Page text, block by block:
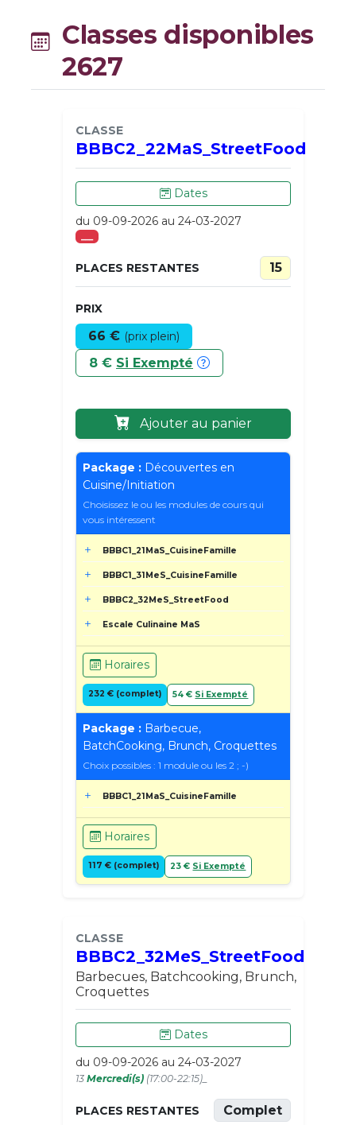
Classes disponibles
2627
CLASSE
BBBC2_22MaS_StreetFood
Dates
du 09-09-2026 au 24-03-2027
___
PLACES RESTANTES 15
PRIX
66 € (prix plein)
8 € Si Exempté
Ajouter au panier
Package : Découvertes en
Cuisine/Initiation
Choisissez le ou les modules de cours qui
vous intéressent
BBBC1_21MaS_CuisineFamille
BBBC1_31MeS_CuisineFamille
BBBC2_32MeS_StreetFood
Escale Culinaine MaS
Horaires
232 € (complet) 54 € Si Exempté
Package : Barbecue,
BatchCooking, Brunch, Croquettes
Choix possibles : 1 module ou les 2 ; -)
BBBC1_21MaS_CuisineFamille
Horaires
117 € (complet) 23 € Si Exempté
CLASSE
BBBC2_32MeS_StreetFood
Barbecues, Batchcooking, Brunch,
Croquettes
Dates
du 09-09-2026 au 24-03-2027
13 Mercredi(s) (17:00-22:15)_
PLACES RESTANTES Complet